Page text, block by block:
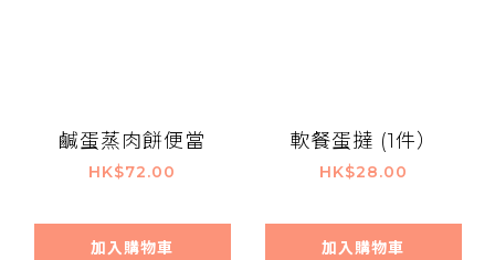
鹹蛋蒸肉餅便當
HK$72.00
加入購物車
軟餐蛋撻 (1件）
HK$28.00
加入購物車